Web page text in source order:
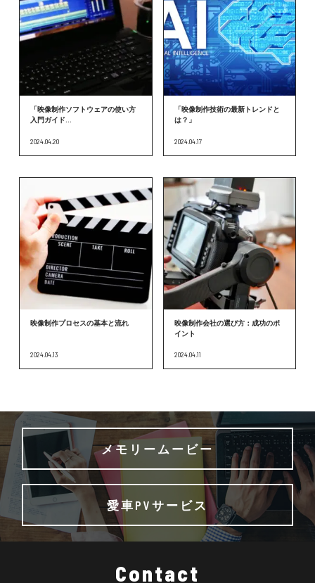
「映像制作ソフトウェアの使い方
入門ガイド...
2024.04.20
「映像制作技術の最新トレンドと
は？」
2024.04.17
映像制作プロセスの基本と流れ
2024.04.13
映像制作会社の選び方：成功のポ
イント
2024.04.11
メモリームービー
愛車PVサービス
Contact